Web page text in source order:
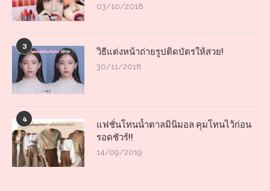
03/10/2018
3 วิธีแต่งหน้าถ่ายรูปติดบัตรให้สวย!
30/11/2018
4
แฟชั่นโทนน้ำตาลมินิมอล คุมโทนไว้ก่อน
รอดชัวร์!!
14/09/2019